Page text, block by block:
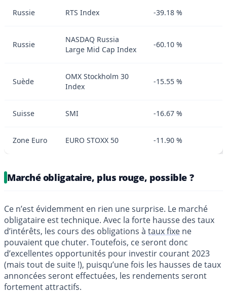
Russie RTS Index -39.18 %
Russie
NASDAQ Russia
Large Mid Cap Index
-60.10 %
Suède
OMX Stockholm 30
Index
-15.55 %
Suisse SMI -16.67 %
Zone Euro EURO STOXX 50 -11.90 %
Marché obligataire, plus rouge, possible ?
Ce n’est évidemment en rien une surprise. Le marché
obligataire est technique. Avec la forte hausse des taux
d’intérêts, les cours des obligations à taux fixe ne
pouvaient que chuter. Toutefois, ce seront donc
d’excellentes opportunités pour investir courant 2023
(mais tout de suite !), puisqu’une fois les hausses de taux
annoncées seront effectuées, les rendements seront
fortement attractifs.